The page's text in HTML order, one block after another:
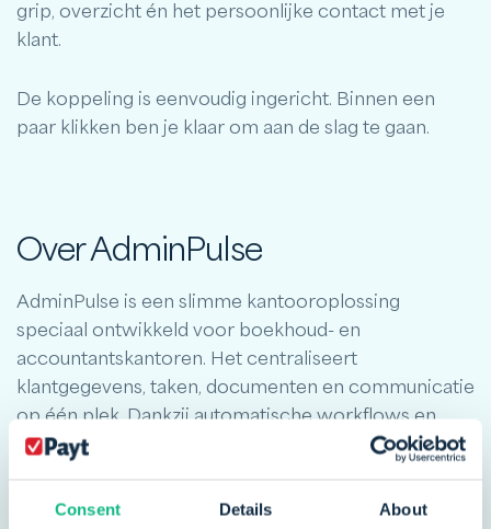
Consent Details About
grip, overzicht én het persoonlijke contact met je
klant.
De koppeling is eenvoudig ingericht. Binnen een
paar klikken ben je klaar om aan de slag te gaan.
Over AdminPulse
AdminPulse is een slimme kantooroplossing
speciaal ontwikkeld voor boekhoud- en
accountantskantoren. Het centraliseert
klantgegevens, taken, documenten en communicatie
op één plek. Dankzij automatische workflows en
herinneringen verhoogt het de efficiëntie. Het
beschikbaar in de cloud. AdminPulse groeit mee met